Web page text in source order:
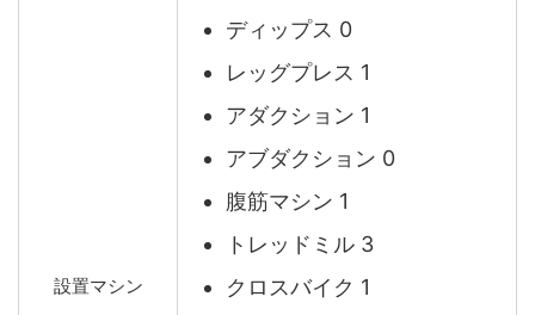
設置マシン
ディップス 0
レッグプレス 1
アダクション 1
アブダクション 0
腹筋マシン 1
トレッドミル 3
クロスバイク 1